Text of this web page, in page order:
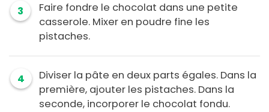
3
Faire fondre le chocolat dans une petite
casserole. Mixer en poudre fine les
pistaches.
4
Diviser la pâte en deux parts égales. Dans la
première, ajouter les pistaches. Dans la
seconde, incorporer le chocolat fondu.